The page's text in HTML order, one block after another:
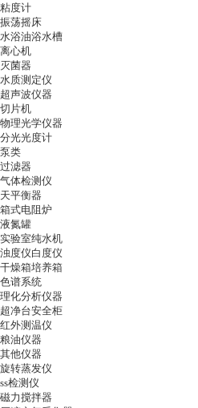
粘度计
振荡摇床
水浴油浴水槽
离心机
灭菌器
水质测定仪
超声波仪器
切片机
物理光学仪器
分光光度计
泵类
过滤器
气体检测仪
天平衡器
箱式电阻炉
液氮罐
实验室纯水机
浊度仪白度仪
干燥箱培养箱
色谱系统
理化分析仪器
超净台安全柜
红外测温仪
粮油仪器
其他仪器
旋转蒸发仪
ss检测仪
磁力搅拌器